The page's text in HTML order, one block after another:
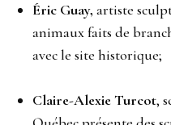
Éric Guay, artiste
animaux faits de
avec le site historique;
Claire-Alexie Turcot,